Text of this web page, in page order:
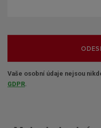
Vaše osobní údaje nejsou
GDPR